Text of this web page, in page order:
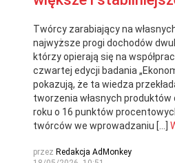
Twórcy zarabiający na
najwyższe progi dochodów
którzy opierają się na
czwartej edycji badania
pokazują, że ta wiedza
tworzenia własnych produktów
roku o 16 punktów
twórców we wprowadzaniu […]
przez Redakcja AdMonkey